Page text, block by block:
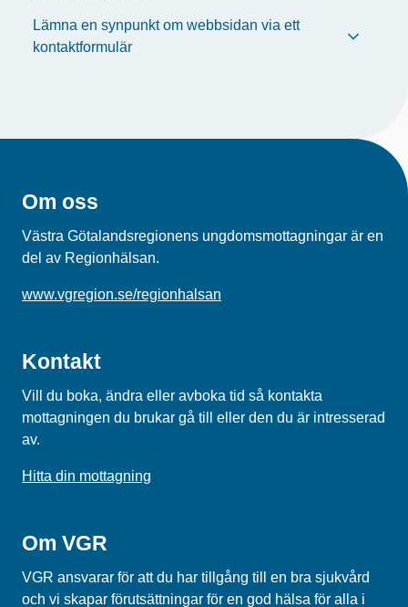
Lämna en synpunkt om webbsidan via ett
kontaktformulär
Om oss
Västra Götalandsregionens ungdomsmottagningar är en
del av Regionhälsan.
www.vgregion.se/regionhalsan
Kontakt
Vill du boka, ändra eller avboka tid så kontakta
mottagningen du brukar gå till eller den du är intresserad
av.
Hitta din mottagning
Om VGR
VGR ansvarar för att du har tillgång till en bra sjukvård
och vi skapar förutsättningar för en god hälsa för alla i